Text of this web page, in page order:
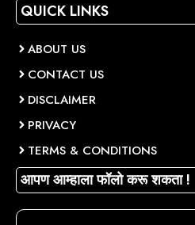
QUICK LINKS
ABOUT US
CONTACT US
DISCLAIMER
PRIVACY
TERMS & CONDITIONS
आपण आम्हाला फॉलो करू शकता !